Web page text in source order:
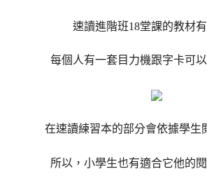
速讀進階班18堂課的教材有
每個人有一套目力機跟字卡可
在速讀練習本的部分會依據學生
所以，小學生也有適合它他的